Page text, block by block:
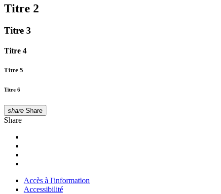
Titre 2
Titre 3
Titre 4
Titre 5
Titre 6
share Share
Share
Accès à l'information
Accessibilité